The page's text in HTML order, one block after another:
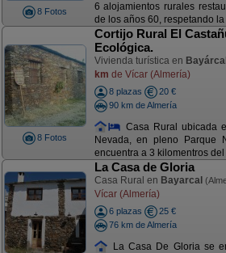
8 Fotos
6 alojamientos rurales
de los años 60, respetando la
8 Fotos
Cortijo Rural El
Ecológica.
Vivienda turística en Bayárcal
km de Vícar (Almería)
8 plazas
20 €
90 km de Almería
Casa Rural ubicada
Nevada, en pleno Parque
encuentra a 3 kilomentros
La Casa de Gloria
Casa Rural en Bayarcal
Vícar (Almería)
6 plazas
25 €
76 km de Almería
La Casa De Gloria se